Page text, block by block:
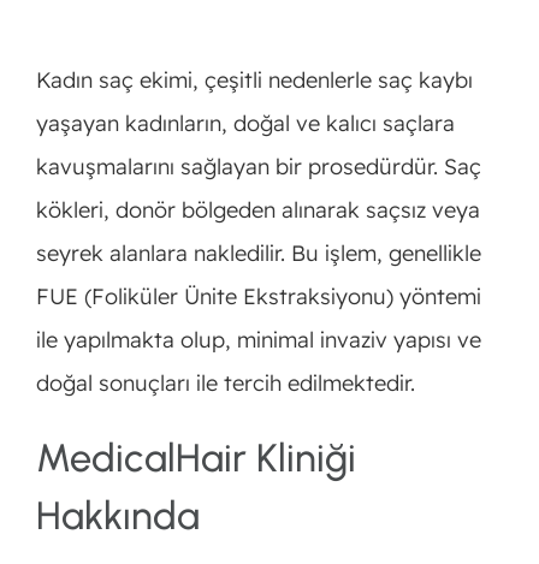
Kadın saç ekimi, çeşitli nedenlerle saç kaybı
yaşayan kadınların, doğal ve kalıcı saçlara
kavuşmalarını sağlayan bir prosedürdür. Saç
kökleri, donör bölgeden alınarak saçsız veya
seyrek alanlara nakledilir. Bu işlem, genellikle
FUE (Foliküler Ünite Ekstraksiyonu) yöntemi
ile yapılmakta olup, minimal invaziv yapısı ve
doğal sonuçları ile tercih edilmektedir.
MedicalHair Kliniği
Hakkında